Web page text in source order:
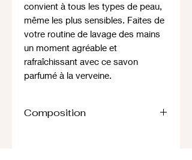
convient à tous les types de peau,
même les plus sensibles. Faites de
votre routine de lavage des mains
un moment agréable et
rafraîchissant avec ce savon
parfumé à la verveine.
Composition